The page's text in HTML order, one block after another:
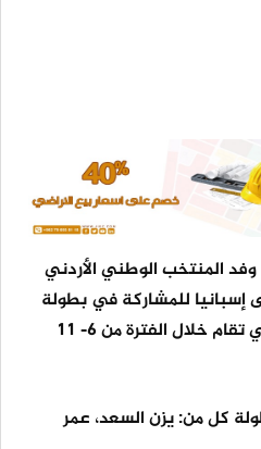
وفد المنتخب الوطني الأردني
إسبانيا للمشاركة في بطولة
العالم للتصوير تحت الماء، التي تقام خلال الفترة من 6- 11
كل من: يزن السعد، عمر